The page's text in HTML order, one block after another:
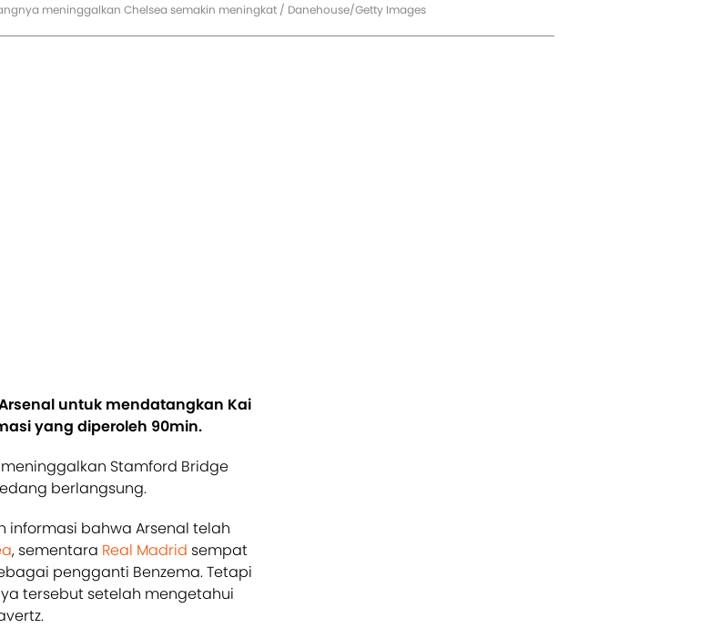
meninggalkan Chelsea semakin meningkat / Danehouse/Getty Images
untuk mendatangkan Kai
yang diperoleh 90min.
Stamford Bridge
berlangsung.
bahwa Arsenal telah
, sementara Real Madrid sempat
pengganti Benzema. Tetapi
tersebut setelah mengetahui